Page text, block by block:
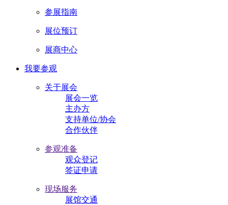
参展指南
展位预订
展商中心
我要参观
关于展会
展会一览
主办方
支持单位/协会
合作伙伴
参观准备
观众登记
签证申请
现场服务
展馆交通